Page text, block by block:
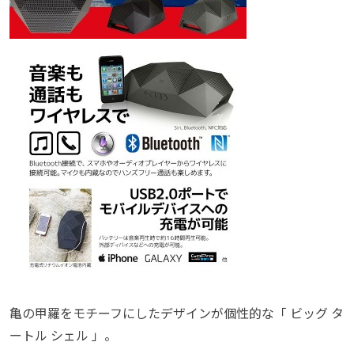
亀の甲羅をモチーフにしたデザインが個性的な「 ビッグ タ
ートル シェル 」。